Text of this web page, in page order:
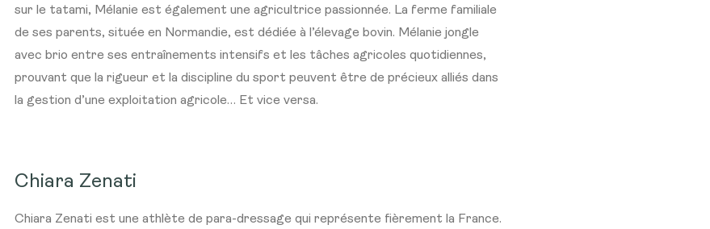
sur le tatami, Mélanie est également une agricultrice passionnée. La ferme familiale
de ses parents, située en Normandie, est dédiée à l’élevage bovin. Mélanie jongle
avec brio entre ses entraînements intensifs et les tâches agricoles quotidiennes,
prouvant que la rigueur et la discipline du sport peuvent être de précieux alliés dans
la gestion d’une exploitation agricole… Et vice versa.
Chiara Zenati
Chiara Zenati est une athlète de para-dressage qui représente fièrement la France.